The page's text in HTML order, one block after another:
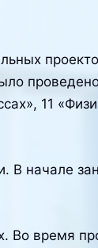
11
В начале
Во время